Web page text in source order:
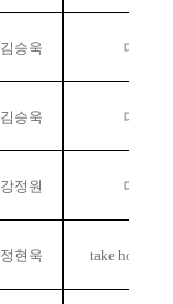
김승욱 대면
김승욱 대면
강정원 대면
정현욱 take home